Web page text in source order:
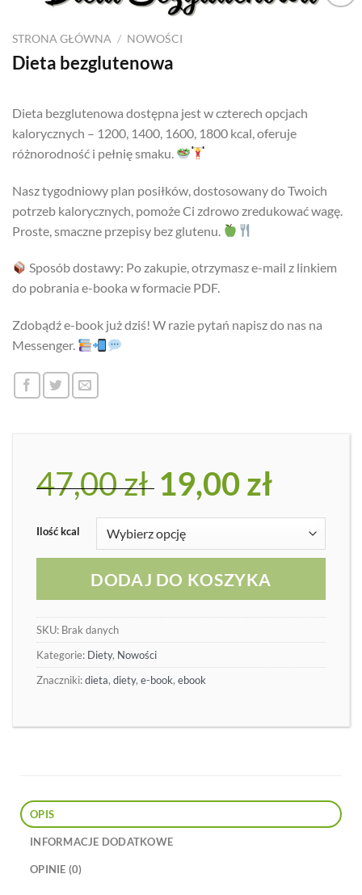
STRONA GŁÓWNA / NOWOŚCI
Dieta bezglutenowa
Dieta bezglutenowa dostępna jest w czterech opcjach
kalorycznych – 1200, 1400, 1600, 1800 kcal, oferuje
różnorodność i pełnię smaku.
Nasz tygodniowy plan posiłków, dostosowany do Twoich
potrzeb kalorycznych, pomoże Ci zdrowo zredukować wagę.
Proste, smaczne przepisy bez glutenu.
Sposób dostawy: Po zakupie, otrzymasz e-mail z linkiem
do pobrania e-booka w formacie PDF.
Zdobądź e-book już dziś! W razie pytań napisz do nas na
Messenger.
47,00zł Pierwotna
cena
wynosiła:
47,00 zł.
19,00zł
wynosi:
19,00 zł.
Ilość kcal
DODAJ DO KOSZYKA
SKU: Brak danych
Kategorie: Diety, Nowości
Znaczniki:dieta, diety, e-book, ebook
OPIS
INFORMACJE DODATKOWE
OPINIE (0)